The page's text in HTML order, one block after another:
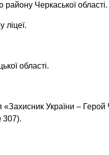
Черкаської області.
ліцеї.
області.
України – Герой
307).